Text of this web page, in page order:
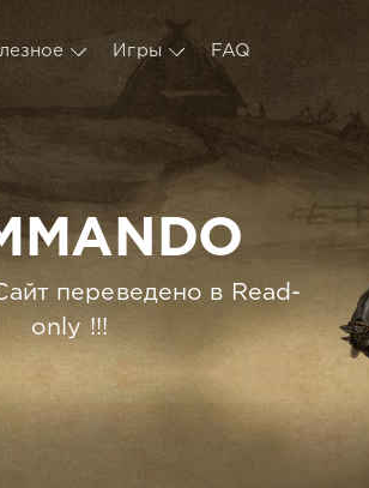
Игры FAQ
переведено в Read-
only !!!